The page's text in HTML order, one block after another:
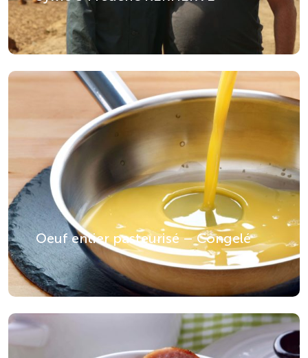
Oeuf entier pasteurisé – Congelé